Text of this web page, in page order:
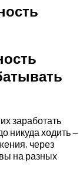
заработать
никуда ходить —
через
на разных